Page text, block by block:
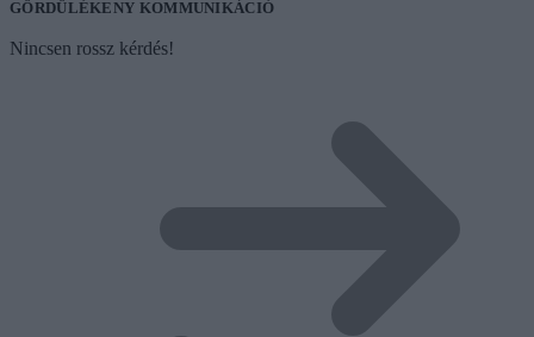
GÖRDÜLÉKENY KOMMUNIKÁCIÓ
Nincsen rossz kérdés!